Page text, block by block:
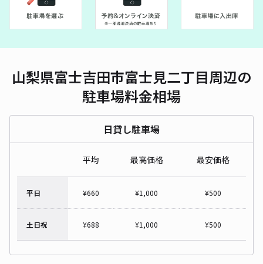
山梨県富士吉田市富士見二丁目周辺の
駐車場料金相場
日貸し駐車場
平均 最高価格 最安価格
平日 ¥660 ¥1,000 ¥500
土日祝 ¥688 ¥1,000 ¥500